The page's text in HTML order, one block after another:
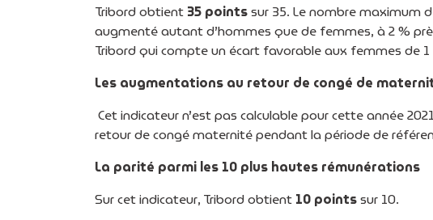
Tribord obtient 35 pointssur 35. Le nombre maximum
augmenté autant d’hommes que de femmes, à 2 %
Tribord qui compte un écart favorable aux femmes de 1
Les augmentations au retour de congé de
Cet indicateur n’est pas calculable pour cette année
retour de congé maternité pendant la période de
La parité parmi les 10 plus hautes rémunérations
Sur cet indicateur, Tribord obtient 10 pointssur 10.